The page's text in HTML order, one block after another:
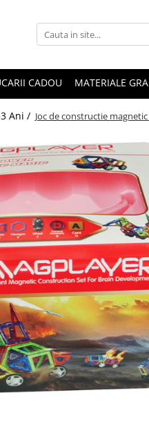
CADOU MATERIALE
Ani / Joc de constructie magnetic